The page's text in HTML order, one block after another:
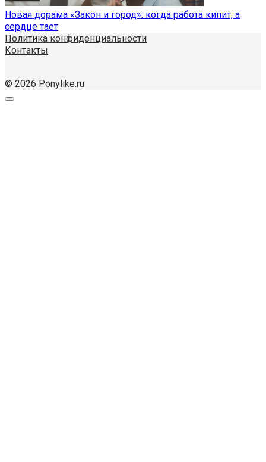
Новая дорама «Закон и город»: когда работа кипит, а
сердце тает
Политика конфиденциальности
Контакты
© 2026 Ponylike.ru